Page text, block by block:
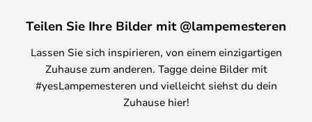
Teilen Sie Ihre Bilder mit @lampemesteren
Lassen Sie sich inspirieren, von einem einzigartigen
Zuhause zum anderen. Tagge deine Bilder mit
#yesLampemesteren und vielleicht siehst du dein
Zuhause hier!